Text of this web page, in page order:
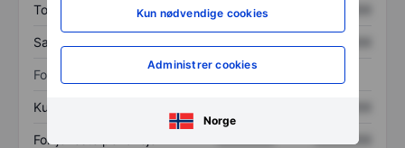
Kun nødvendige cookies
Administrer cookies
Norge
Totale eiendeler XXXXXXX
Samlet gjeld
Forholdstall
Kurs/salg
Fortjeneste per aksje XXXXXXX